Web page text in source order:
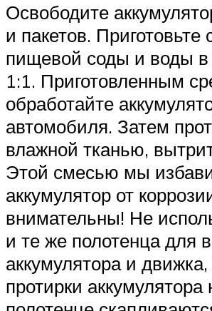
Освободите
и пакетов. Приготовьте
пищевой соды и воды в
1:1. Приготовленным
обработайте
автомобиля. Затем
влажной тканью,
Этой смесью мы
аккумулятор от
внимательны! Не
и те же полотенца для
аккумулятора и
протирки аккумулятора